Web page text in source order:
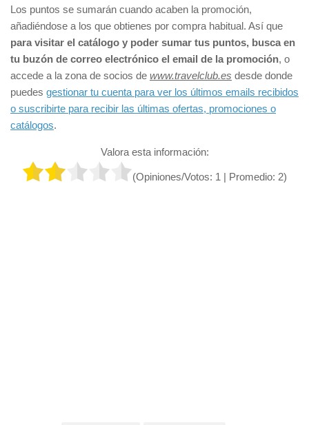
Los puntos se sumarán cuando acaben la promoción,
añadiéndose a los que obtienes por compra habitual. Así que
para visitar el catálogo y poder sumar tus puntos, busca en
tu buzón de correo electrónico el email de la promoción, o
accede a la zona de socios de www.travelclub.es desde donde
puedes gestionar tu cuenta para ver los últimos emails recibidos
o suscribirte para recibir las últimas ofertas, promociones o
catálogos.
Valora esta información:
(Opiniones/Votos: 1 | Promedio: 2)